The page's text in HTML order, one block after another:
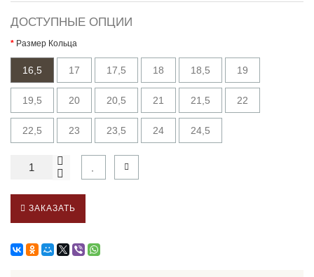
ДОСТУПНЫЕ ОПЦИИ
Размер Кольца
16,5 17 17,5 18 18,5 19
19,5 20 20,5 21 21,5 22
22,5 23 23,5 24 24,5
ЗАКАЗАТЬ